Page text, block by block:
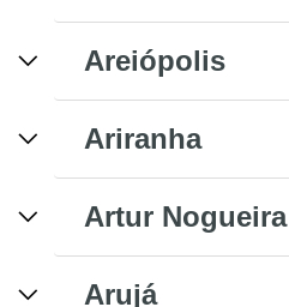
Areiópolis
Ariranha
Artur Nogueira
Arujá